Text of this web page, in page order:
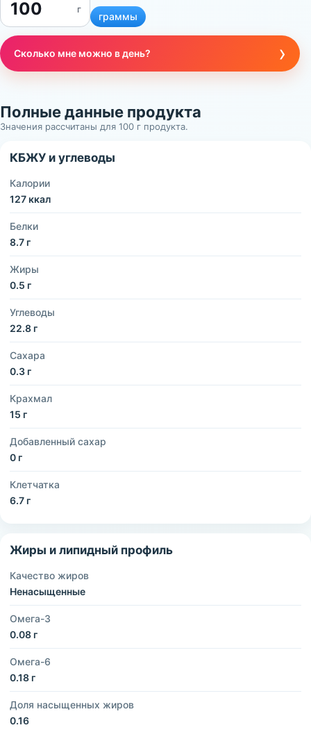
г
граммы
Сколько мне можно в день? ›
Полные данные продукта
Значения рассчитаны для 100 г продукта.
КБЖУ и углеводы
Калории
127 ккал
Белки
8.7 г
Жиры
0.5 г
Углеводы
22.8 г
Сахара
0.3 г
Крахмал
15 г
Добавленный сахар
0 г
Клетчатка
6.7 г
Жиры и липидный профиль
Качество жиров
Ненасыщенные
Омега-3
0.08 г
Омега-6
0.18 г
Доля насыщенных жиров
0.16